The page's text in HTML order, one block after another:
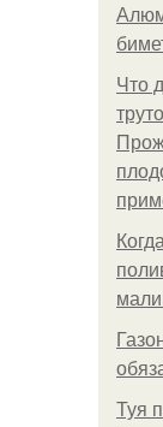
Что
Туя